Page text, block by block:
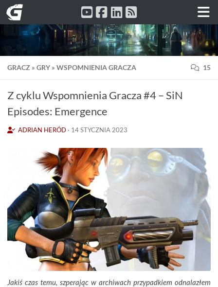
Przeskocz do treści
GRACZ » GRY » WSPOMNIENIA GRACZA 15
Z cyklu Wspomnienia Gracza #4 – SiN
Episodes: Emergence
ADRIAN HERÓD · 14 STYCZNIA 2023
Jakiś czas temu, szperając w archiwach przypadkiem odnalazłem